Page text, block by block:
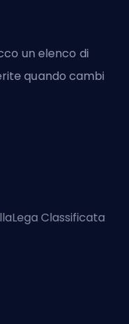
un elenco di
quando cambi
Lega Classificata